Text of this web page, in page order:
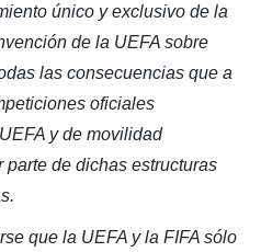
único y exclusivo de la
de la UEFA sobre
las consecuencias que a
oficiales
y de movilidad
de dichas estructuras
que la UEFA y la FIFA sólo